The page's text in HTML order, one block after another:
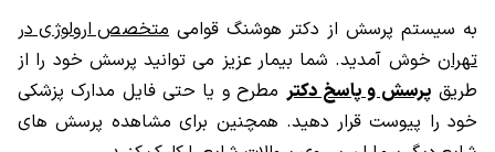
به سیستم پرسش از دکتر هوشنگ قوامی متخصص ارولوژی در
تهران خوش آمدید. شما بیمار عزیز می توانید پرسش خود را از
طریق پرسش و پاسخ دکتر مطرح و یا حتی فایل مدارک پزشکی
خود را پیوست قرار دهید. همچنین برای مشاهده پرسش های